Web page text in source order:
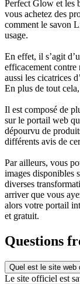
Perfect Glow et les
vous achetez des
comment le savon
usage.
En effet, il s’agit
efficacement contre
aussi les cicatrices
En plus de tout
Il est composé de
sur le portail web
dépourvu de
différents avis de
Par ailleurs, vous
images disponibles
diverses
arriver que vous
alors votre portail
et gratuit.
Questions
Quel est le site web
Le site officiel est